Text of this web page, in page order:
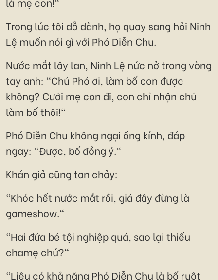
Trong lúc tôi dỗ dành, họ quay sang hỏi Ninh
Lệ muốn nói gì với Phó Diễn Chu.
Nước mắt lây lan, Ninh Lệ nức nở trong vòng
tay anh: "Chú Phó ơi, làm bố con được
không? Cưới mẹ con đi, con chỉ nhận chú
làm bố thôi!"
Phó Diễn Chu không ngại ống kính, đáp
ngay: "Được, bố đồng ý."
Khán giả cũng tan chảy:
"Khóc hết nước mắt rồi, giá đây đừng là
gameshow."
"Hai đứa bé tội nghiệp quá, sao lại thiếu
chamẹ chứ?"
"Liệu có khả năng Phó Diễn Chu là bố ruột